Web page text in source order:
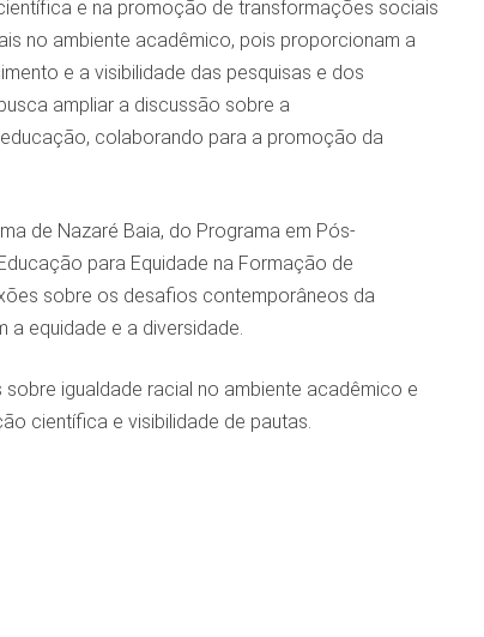
e na promoção de transformações sociais
no ambiente acadêmico, pois proporcionam a
e a visibilidade das pesquisas e dos
ampliar a discussão sobre a
colaborando para a promoção da
de Nazaré Baia, do Programa em Pós-
para Equidade na Formação de
sobre os desafios contemporâneos da
equidade e a diversidade.
igualdade racial no ambiente acadêmico e
científica e visibilidade de pautas.